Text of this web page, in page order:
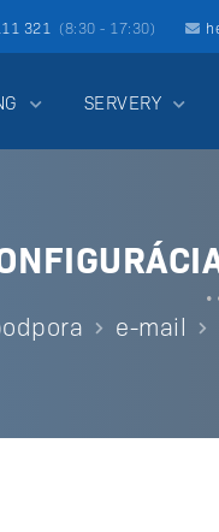
321 (8:30 - 17:30)
SERVERY
e-mail